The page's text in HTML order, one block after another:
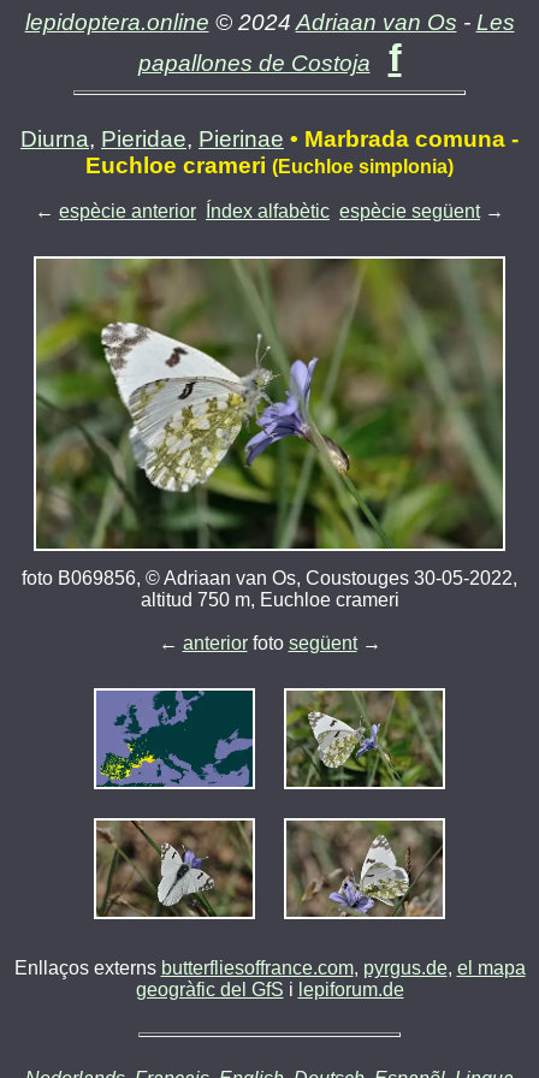
lepidoptera.online © 2024 Adriaan van Os - Les
papallones de Costoja
f
Diurna, Pieridae, Pierinae • Marbrada comuna -
Euchloe crameri (Euchloe simplonia)
← espècie anterior Índex alfabètic espècie següent→
foto B069856, © Adriaan van Os, Coustouges 30-05-2022,
altitud 750 m, Euchloe crameri
← anteriorfoto següent→
Enllaços externs butterfliesoffrance.com, pyrgus.de, el mapa
geogràfic del GfS i lepiforum.de